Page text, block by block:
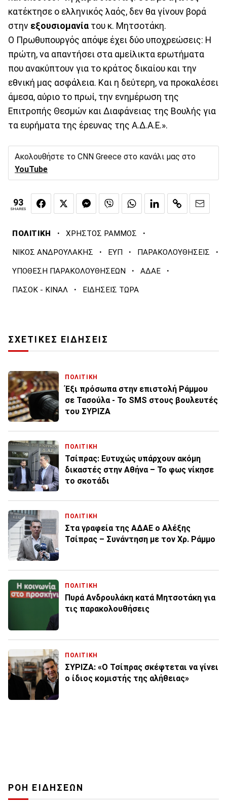
κατέκτησε ο ελληνικός λαός, δεν θα γίνουν βορά
στην εξουσιομανία του κ. Μητσοτάκη.
Ο Πρωθυπουργός απόψε έχει δύο υποχρεώσεις: Η
πρώτη, να απαντήσει στα αμείλικτα ερωτήματα
που ανακύπτουν για το κράτος δικαίου και την
εθνική μας ασφάλεια. Και η δεύτερη, να προκαλέσει
άμεσα, αύριο το πρωί, την ενημέρωση της
Επιτροπής Θεσμών και Διαφάνειας της Βουλής για
τα ευρήματα της έρευνας της Α.Δ.Α.Ε.».
Ακολουθήστε το CNN Greece στο κανάλι μας στο
YouTube
93
SHARES
ΠΟΛΙΤΙΚΗ · ΧΡΗΣΤΟΣ ΡΑΜΜΟΣ ·
ΝΙΚΟΣ ΑΝΔΡΟΥΛΑΚΗΣ · ΕΥΠ · ΠΑΡΑΚΟΛΟΥΘΗΣΕΙΣ ·
ΥΠΟΘΕΣΗ ΠΑΡΑΚΟΛΟΥΘΗΣΕΩΝ · ΑΔΑΕ ·
ΠΑΣΟΚ - ΚΙΝΑΛ · ΕΙΔΗΣΕΙΣ ΤΩΡΑ
ΣΧΕΤΙΚΕΣ ΕΙΔΗΣΕΙΣ
ΠΟΛΙΤΙΚΗ
Έξι πρόσωπα στην επιστολή Ράμμου
σε Τασούλα - Το SMS στους βουλευτές
του ΣΥΡΙΖΑ
ΠΟΛΙΤΙΚΗ
Τσίπρας: Ευτυχώς υπάρχουν ακόμη
δικαστές στην Αθήνα – Το φως νίκησε
το σκοτάδι
ΠΟΛΙΤΙΚΗ
Στα γραφεία της ΑΔΑΕ ο Αλέξης
Τσίπρας – Συνάντηση με τον Χρ. Ράμμο
ΠΟΛΙΤΙΚΗ
Πυρά Ανδρουλάκη κατά Μητσοτάκη για
τις παρακολουθήσεις
ΠΟΛΙΤΙΚΗ
ΣΥΡΙΖΑ: «Ο Τσίπρας σκέφτεται να γίνει
ο ίδιος κομιστής της αλήθειας»
ΡΟΗ ΕΙΔΗΣΕΩΝ